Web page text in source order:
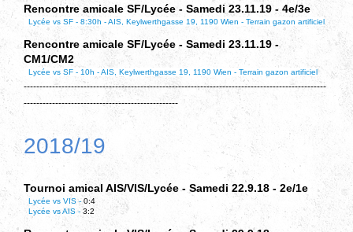
Rencontre amicale SF/Lycée - Samedi 23.11.19 - 4e/3e
Lycée vs SF - 8:30h - AIS, Keylwerthgasse 19, 1190 Wien - Terrain gazon artificiel
Rencontre amicale SF/Lycée - Samedi 23.11.19 -
CM1/CM2
Lycée vs SF - 10h - AIS, Keylwerthgasse 19, 1190 Wien - Terrain gazon artificiel
------------------------------------------------------------------------------------------------
-------------------------------------------------
2018/19
Tournoi amical AIS/VIS/Lycée - Samedi 22.9.18 - 2e/1e
Lycée vs VIS - 0:4
Lycée vs AIS - 3:2